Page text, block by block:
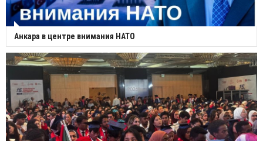
Анкара в центре внимания НАТО